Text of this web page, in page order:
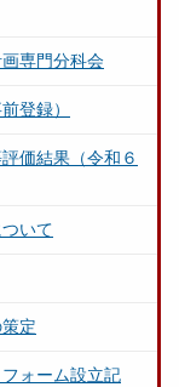
専門分科会
登録）
価結果（令和６
いて
定
ォーム設立記